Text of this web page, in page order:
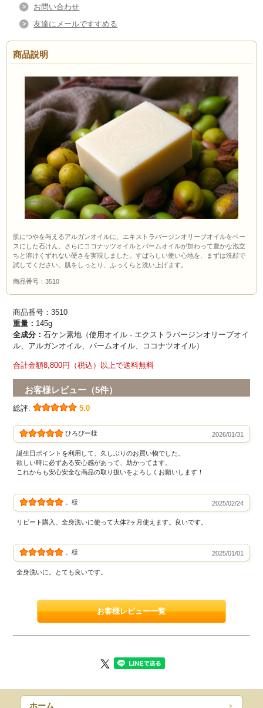
お問い合わせ
友達にメールですすめる
商品説明
肌につやを与えるアルガンオイルに、エキストラバージンオリーブオイルをベー
スにした石けん。さらにココナッツオイルとパームオイルが加わって豊かな泡立
ちと溶けくずれない硬さを実現しました。すばらしい使い心地を、まずは洗顔で
試してください。肌をしっとり、ふっくらと洗い上げます。
商品番号：3510
商品番号：3510
重量： 145g
全成分：石ケン素地（使用オイル - エクストラバージンオリーブオイ
ル、アルガンオイル、パームオイル、ココナツオイル）
合計金額8,800円（税込）以上で送料無料
お客様レビュー（5件）
総評: 5.0
ひろぴー様 2026/01/31
誕生日ポイントを利用して、久しぶりのお買い物でした。
欲しい時に必ずある安心感があって、助かってます。
これからも安心安全な商品の取り扱いをよろしくお願いします！
。様 2025/02/24
リピート購入。全身洗いに使って大体2ヶ月使えます。良いです。
。様 2025/01/01
全身洗いに。とても良いです。
お客様レビュー一覧
ホーム